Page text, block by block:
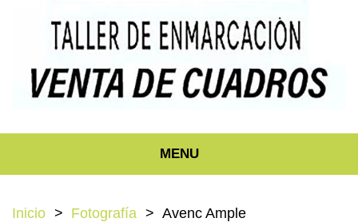
MENU
Inicio Fotografía Avenc Ample